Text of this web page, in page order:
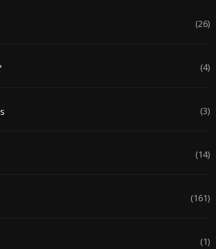
(26)
(4)
(3)
(14)
(161)
(1)